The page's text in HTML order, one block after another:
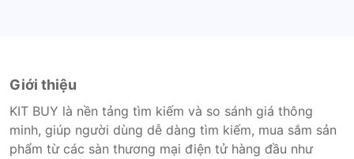
Giới thiệu
KIT BUY là nền tảng tìm kiếm và so sánh giá thông
minh, giúp người dùng dễ dàng tìm kiếm, mua sắm sản
phẩm từ các sàn thương mại điện tử hàng đầu như